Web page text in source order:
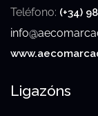
Teléfono: (+34)
Ligazóns